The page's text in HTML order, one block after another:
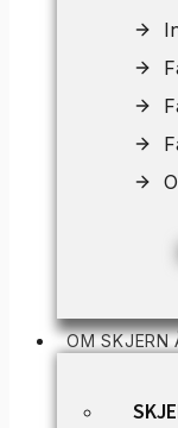
OM SKJERN